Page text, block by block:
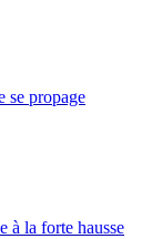
se propage
à la forte hausse